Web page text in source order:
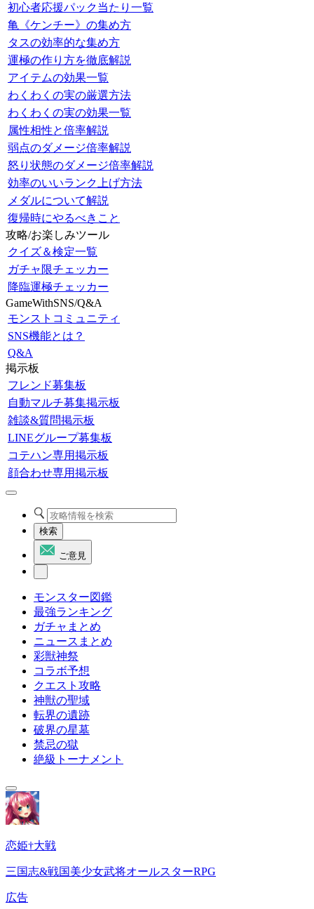
初心者応援パック当たり一覧
亀《ケンチー》の集め方
タスの効率的な集め方
運極の作り方を徹底解説
アイテムの効果一覧
わくわくの実の厳選方法
わくわくの実の効果一覧
属性相性と倍率解説
弱点のダメージ倍率解説
怒り状態のダメージ倍率解説
効率のいいランク上げ方法
メダルについて解説
復帰時にやるべきこと
攻略/お楽しみツール
クイズ＆検定一覧
ガチャ限チェッカー
降臨運極チェッカー
GameWithSNS/Q&A
モンストコミュニティ
SNS機能とは？
Q&A
掲示板
フレンド募集板
自動マルチ募集掲示板
雑談&質問掲示板
LINEグループ募集板
コテハン専用掲示板
顔合わせ専用掲示板
検索
ご意見
モンスター図鑑
最強ランキング
ガチャまとめ
ニュースまとめ
彩獣神祭
コラボ予想
クエスト攻略
神獣の聖域
転界の遺跡
破界の星墓
禁忌の獄
絶級トーナメント
恋姫†大戦
三国志&戦国美少女武将オールスターRPG
広告